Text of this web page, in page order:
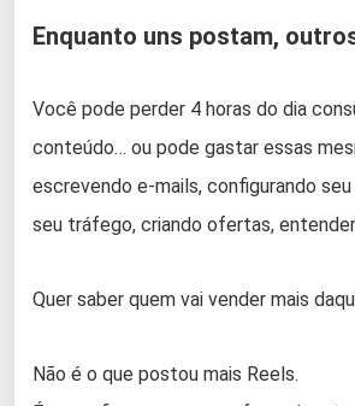
Enquanto uns postam,
Você pode perder 4 horas do dia
conteúdo… ou pode gastar essas
escrevendo e-mails, configurando
seu tráfego, criando ofertas,
Quer saber quem vai vender mais
Não é o que postou mais Reels.